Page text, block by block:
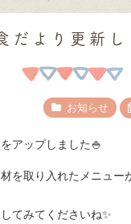
だより更新し
お知らせ
アップしました🍚
を取り入れたメニュー
てみてくださいね✨